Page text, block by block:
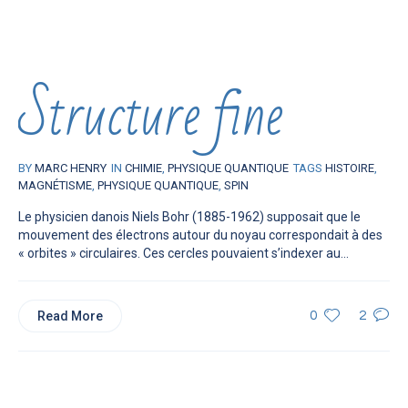
Structure fine
BY MARC HENRY IN CHIMIE PHYSIQUE QUANTIQUE TAGS HISTOIRE
MAGNÉTISME PHYSIQUE QUANTIQUE SPIN
Le physicien danois Niels Bohr (1885-1962) supposait que le
mouvement des électrons autour du noyau correspondait à des
« orbites » circulaires. Ces cercles pouvaient s’indexer au...
0 2
Read More